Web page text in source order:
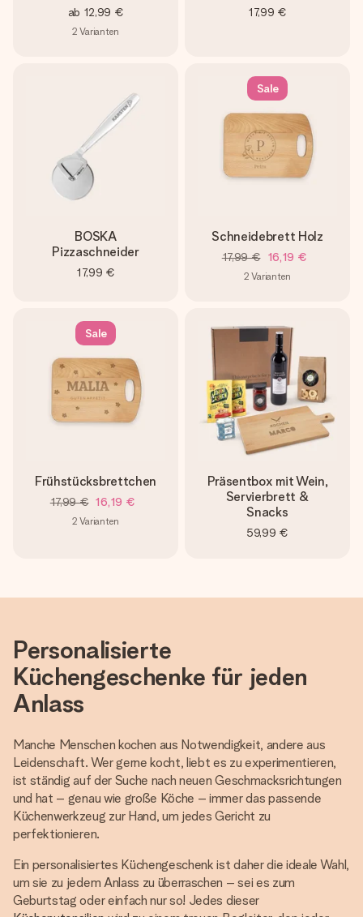
ab 12,99 €
2 Varianten
17,99 €
BOSKA
Pizzaschneider
17,99 €
Sale
Schneidebrett Holz
17,99 € 16,19 €
2 Varianten
Sale
Frühstücksbrettchen
17,99 € 16,19 €
2 Varianten
Präsentbox mit Wein,
Servierbrett &
Snacks
59,99 €
Personalisierte
Küchengeschenke für jeden
Anlass
Manche Menschen kochen aus Notwendigkeit, andere aus
Leidenschaft. Wer gerne kocht, liebt es zu experimentieren,
ist ständig auf der Suche nach neuen Geschmacksrichtungen
und hat – genau wie große Köche – immer das passende
Küchenwerkzeug zur Hand, um jedes Gericht zu
perfektionieren.
Ein personalisiertes Küchengeschenk ist daher die ideale Wahl,
um sie zu jedem Anlass zu überraschen – sei es zum
Geburtstag oder einfach nur so! Jedes dieser